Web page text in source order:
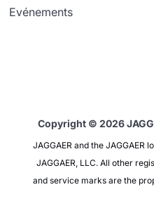
Evénements
Copyright © 2026
JAGGAER and the
JAGGAER, LLC. All other
and service marks are the